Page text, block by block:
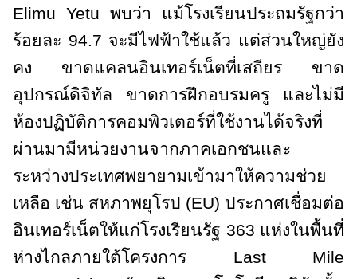
Elimu Yetu พบว่า แม้โรงเรียนประถมรัฐกว่า
ร้อยละ 94.7 จะมีไฟฟ้าใช้แล้ว แต่ส่วนใหญ่ยัง
คง ขาดแคลนอินเทอร์เน็ตที่เสถียร ขาด
อุปกรณ์ดิจิทัล ขาดการฝึกอบรมครู และไม่มี
ห้องปฏิบัติการคอมพิวเตอร์ที่ใช้งานได้จริงที่
ผ่านมามีหน่วยงานจากภาคเอกชนและ
ระหว่างประเทศพยายามเข้ามาให้ความช่วย
เหลือ เช่น สหภาพยุโรป (EU) ประกาศเชื่อมต่อ
อินเทอร์เน็ตให้แก่โรงเรียนรัฐ 363 แห่งในพื้นที่
ห่างไกลภายใต้โครงการ Last Mile